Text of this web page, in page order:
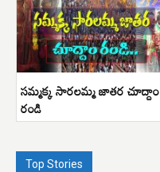
సమ్మక్క సారలమ్మ జాతర చూద్దాం
రండి
Top Stories